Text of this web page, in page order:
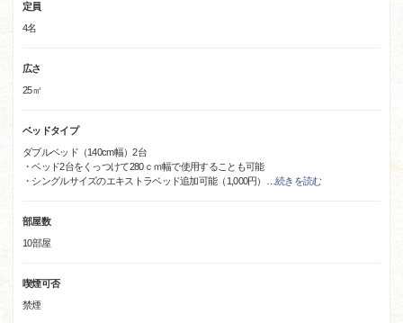
定員
4名
広さ
25㎡
ベッドタイプ
ダブルベッド（140cm幅）2台
・ベッド2台をくっつけて280ｃｍ幅で使用することも可能
・シングルサイズのエキストラベッド追加可能（1,000円）
…続きを読む
部屋数
10部屋
喫煙可否
禁煙